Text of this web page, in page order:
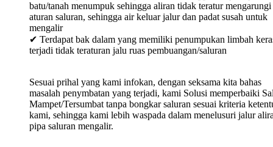
batu/tanah menumpuk sehingga aliran tidak teratur mengarungi
aturan saluran, sehingga air keluar jalur dan padat susah untuk
mengalir
✔ Terdapat bak dalam yang memiliki penumpukan limbah
terjadi tidak teraturan jalu ruas pembuangan/saluran
Sesuai prihal yang kami infokan, dengan seksama kita bahas
masalah penymbatan yang terjadi, kami Solusi memperbaiki
Mampet/Tersumbat tanpa bongkar saluran sesuai kriteria
kami, sehingga kami lebih waspada dalam menelusuri jalur
pipa saluran mengalir.